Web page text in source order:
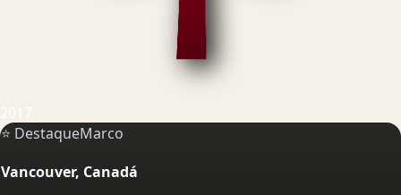
⭐ DestaqueMarco
Vancouver, Canadá